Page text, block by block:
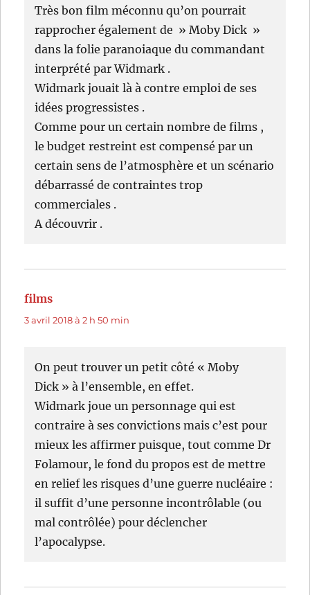
Très bon film méconnu qu’on pourrait
rapprocher également de » Moby Dick »
dans la folie paranoiaque du commandant
interprété par Widmark .
Widmark jouait là à contre emploi de ses
idées progressistes .
Comme pour un certain nombre de films ,
le budget restreint est compensé par un
certain sens de l’atmosphère et un scénario
débarrassé de contraintes trop
commerciales .
A découvrir .
films
3 avril 2018 à 2 h 50 min
On peut trouver un petit côté « Moby
Dick » à l’ensemble, en effet.
Widmark joue un personnage qui est
contraire à ses convictions mais c’est pour
mieux les affirmer puisque, tout comme Dr
Folamour, le fond du propos est de mettre
en relief les risques d’une guerre nucléaire :
il suffit d’une personne incontrôlable (ou
mal contrôlée) pour déclencher
l’apocalypse.